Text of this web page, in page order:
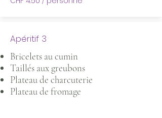
Apéritif 3
Bricelets au cumin
Taillés aux greubons
Plateau de charcuterie
Plateau de fromage